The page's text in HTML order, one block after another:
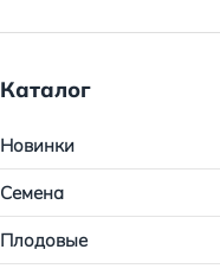
Каталог
Новинки
Семена
Плодовые